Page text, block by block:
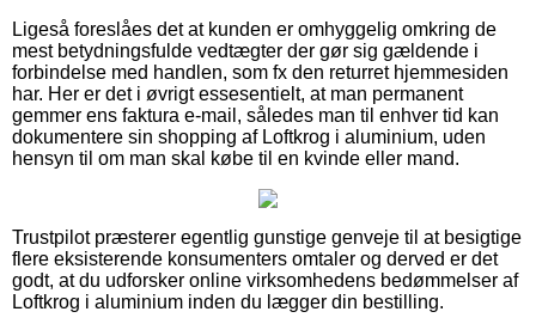
Ligeså foreslåes det at kunden er omhyggelig omkring de
mest betydningsfulde vedtægter der gør sig gældende i
forbindelse med handlen, som fx den returret hjemmesiden
har. Her er det i øvrigt essesentielt, at man permanent
gemmer ens faktura e-mail, således man til enhver tid kan
dokumentere sin shopping af Loftkrog i aluminium, uden
hensyn til om man skal købe til en kvinde eller mand.
Trustpilot præsterer egentlig gunstige genveje til at besigtige
flere eksisterende konsumenters omtaler og derved er det
godt, at du udforsker online virksomhedens bedømmelser af
Loftkrog i aluminium inden du lægger din bestilling.